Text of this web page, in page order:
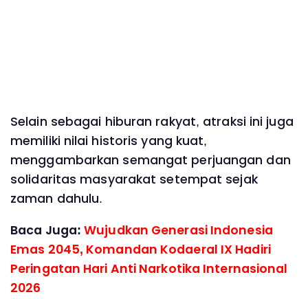
Selain sebagai hiburan rakyat, atraksi ini juga
memiliki nilai historis yang kuat,
menggambarkan semangat perjuangan dan
solidaritas masyarakat setempat sejak
zaman dahulu.
Baca Juga:Wujudkan Generasi Indonesia
Emas 2045, Komandan Kodaeral IX Hadiri
Peringatan Hari Anti Narkotika Internasional
2026